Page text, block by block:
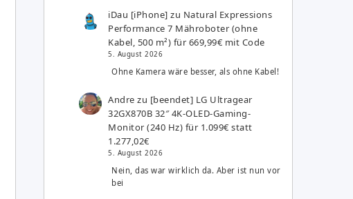
iDau [iPhone] zu Natural Expressions
Performance 7 Mähroboter (ohne
Kabel, 500 m²) für 669,99€ mit Code
5. August 2026
Ohne Kamera wäre besser, als ohne Kabel!
Andre zu [beendet] LG Ultragear
32GX870B 32″ 4K-OLED-Gaming-
Monitor (240 Hz) für 1.099€ statt
1.277,02€
5. August 2026
Nein, das war wirklich da. Aber ist nun vor
bei